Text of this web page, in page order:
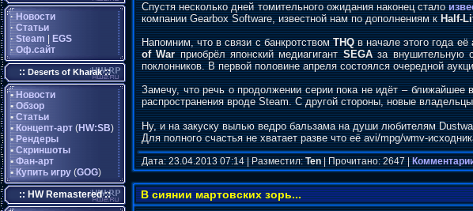
· Новости
· Статьи
· Steam
EGS
· Оф.сайт
:: Deserts of Kharak::
• Новости
• Обзор
• Статьи
• Концепт-арт (HW:SB)
• Рендеры
• Скриншоты
• Фан-арт
• Купить игру (GOG)
:: HW Remastered ::
Спустя несколько дней томительного ожидания наконец стало
компании Gearbox Software, известной нам по дополнениям кHalf-
Напомним, что в связи с банкротствомTHQв начале этого года
of Warприобрёл японский медиагигантSEGAза внушительную
поклонников. В первой половине апреля состоялся очередной
Замечу, что речь о продолжении серии пока не идёт – ближайшее
распространения вроде Steam. С другой стороны, новые
Ну, и на закуску вылью ведро бальзама на души любителям
Для полного счастья не хватает разве что её avi/mpg/wmv-
Дата: 23.04.2013 07:14 | Разместил:Ten| Прочитано: 2647 |
В сиянии мартовских зорь...